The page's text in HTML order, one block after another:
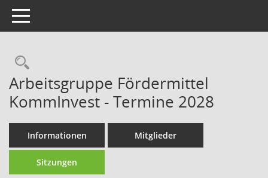
Toggle navigation
Rechercheauswahl
Arbeitsgruppe Fördermittel
KommInvest - Termine 2028
Informationen Mitglieder
Sitzungen